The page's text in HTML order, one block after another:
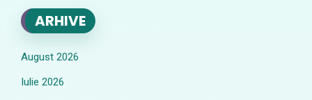
ARHIVE
August 2026
Iulie 2026